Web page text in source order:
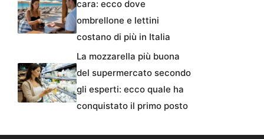
cara: ecco dove
ombrellone e lettini
costano di più in Italia
La mozzarella più buona
del supermercato secondo
gli esperti: ecco quale ha
conquistato il primo posto